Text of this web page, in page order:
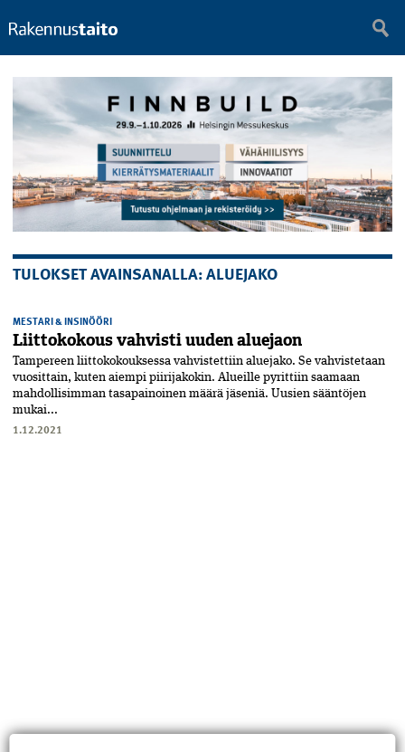
TULOKSET AVAINSANALLA: ALUEJAKO
MESTARI & INSINÖÖRI
Liittokokous vahvisti uuden aluejaon
Tampereen liittokokouksessa vahvistettiin aluejako. Se vahvistetaan
vuosittain, kuten aiempi piirijakokin. Alueille pyrittiin saamaan
mahdollisimman tasapainoinen määrä jäseniä. Uusien sääntöjen
mukai...
1.12.2021